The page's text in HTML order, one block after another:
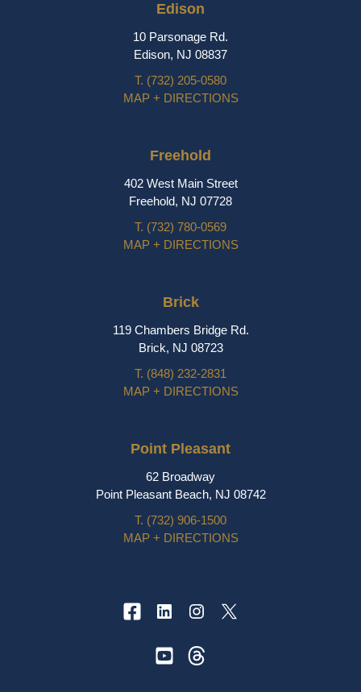
Edison
10 Parsonage Rd.
Edison, NJ 08837
T. (732) 205-0580
MAP + DIRECTIONS
Freehold
402 West Main Street
Freehold, NJ 07728
T. (732) 780-0569
MAP + DIRECTIONS
Brick
119 Chambers Bridge Rd.
Brick, NJ 08723
T. (848) 232-2831
MAP + DIRECTIONS
Point Pleasant
62 Broadway
Point Pleasant Beach, NJ 08742
T. (732) 906-1500
MAP + DIRECTIONS